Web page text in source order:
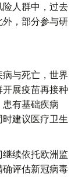
人群中，过去
，部分参与研
与死亡，世界
展疫苗再接种
有基础疾病
建议医疗卫生
续依托欧洲监
评估新冠病毒